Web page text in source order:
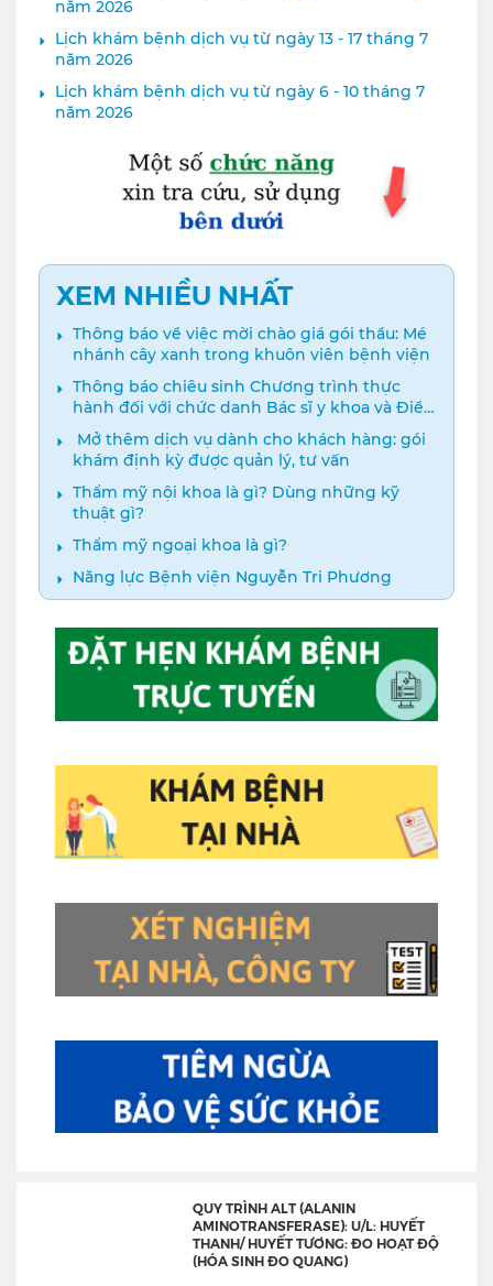
năm 2026
Lịch khám bệnh dịch vụ từ ngày 13 - 17 tháng 7
năm 2026
Lịch khám bệnh dịch vụ từ ngày 6 - 10 tháng 7
năm 2026
XEM NHIỀU NHẤT
Thông báo về việc mời chào giá gói thầu: Mé
nhánh cây xanh trong khuôn viên bệnh viện
Thông báo chiêu sinh Chương trình thực
hành đối với chức danh Bác sĩ y khoa và Điều
dưỡng năm 2024
️ Mở thêm dịch vụ dành cho khách hàng: gói
khám định kỳ được quản lý, tư vấn
Thẩm mỹ nội khoa là gì? Dùng những kỹ
thuật gì?
Thẩm mỹ ngoại khoa là gì?
Năng lực Bệnh viện Nguyễn Tri Phương
QUY TRÌNH ALT (ALANIN
AMINOTRANSFERASE): U/L: HUYẾT
THANH/ HUYẾT TƯƠNG: ĐO HOẠT ĐỘ
(HÓA SINH ĐO QUANG)